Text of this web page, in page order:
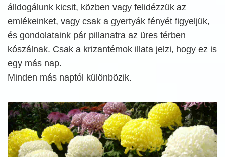
álldogálunk kicsit, közben vagy felidézzük az
emlékeinket, vagy csak a gyertyák fényét figyeljük,
és gondolataink pár pillanatra az üres térben
kószálnak. Csak a krizantémok illata jelzi, hogy ez is
egy más nap.
Minden más naptól különbözik.